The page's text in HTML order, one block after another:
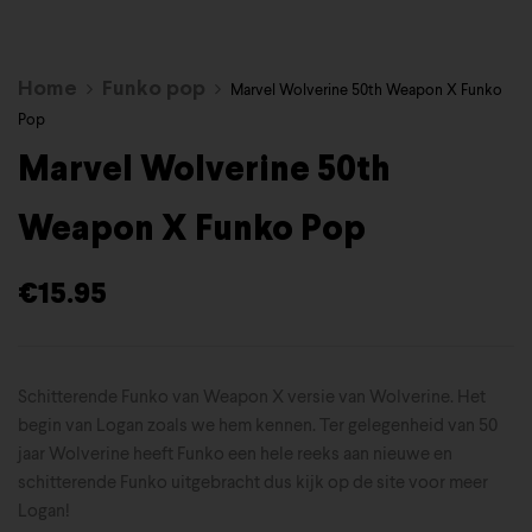
Home Funko pop
Marvel Wolverine 50th Weapon X Funko
Pop
Marvel Wolverine 50th
Weapon X Funko Pop
€15.95
Schitterende Funko van Weapon X versie van Wolverine. Het
begin van Logan zoals we hem kennen. Ter gelegenheid van 50
jaar Wolverine heeft Funko een hele reeks aan nieuwe en
schitterende Funko uitgebracht dus kijk op de site voor meer
Logan!